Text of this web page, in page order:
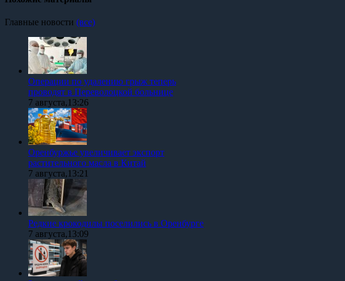
Главные новости (все)
Операции по удалению грыж теперь
проводят в Переволоцкой больнице
7 августа,13:26
Оренбуржье увеличивает экспорт
растительного масла в Китай
7 августа,13:21
Редкие крокодилы поселились в Оренбурге
7 августа,13:09